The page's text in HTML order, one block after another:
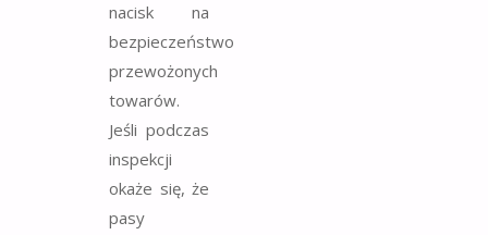
nacisk na
bezpieczeństwo
przewożonych
towarów.
Jeśli podczas
inspekcji
okaże się, że
pasy